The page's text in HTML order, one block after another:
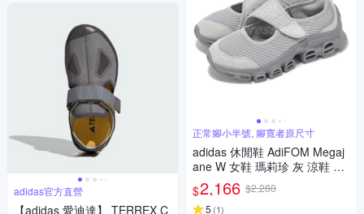
adidas官方直營
【adidas 愛迪達】 TERREX C
正常腳小半號, 腳寬者原尺寸
adidas 休閒鞋 AdiFOM Megaj
ane W 女鞋 瑪莉珍 灰 涼鞋 愛
迪達 JH7556
$2,166 $2,280
5 (1)